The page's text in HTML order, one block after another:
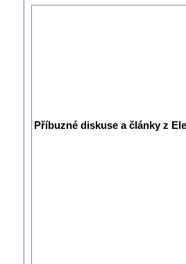
Příbuzné diskuse a články z